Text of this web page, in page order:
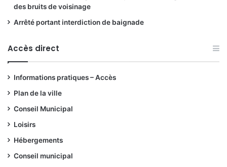
des bruits de voisinage
Arrêté portant interdiction de baignade
Accès direct
Informations pratiques – Accès
Plan de la ville
Conseil Municipal
Loisirs
Hébergements
Conseil municipal